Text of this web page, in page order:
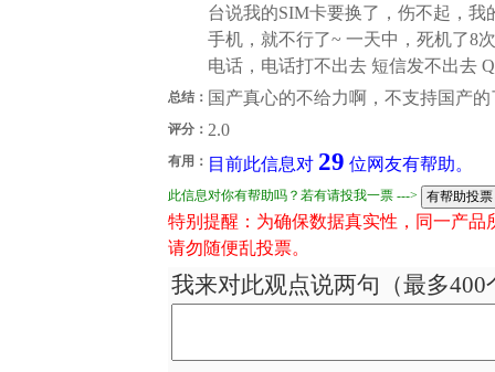
台说我的SIM卡要换了，伤不起，
手机，就不行了~ 一天中，死机了8
电话，电话打不出去 短信发不出去
总结： 国产真心的不给力啊，不支持国产的
评分： 2.0
有用： 目前此信息对 29 位网友有帮助。
此信息对你有帮助吗？若有请投我一票 --->
特别提醒：为确保数据真实性，同一产
请勿随便乱投票。
我来对此观点说两句（最多400